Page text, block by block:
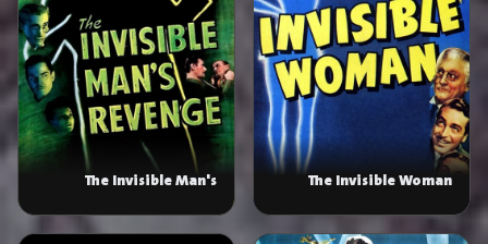
The Invisible Woman
The Invisible Man's